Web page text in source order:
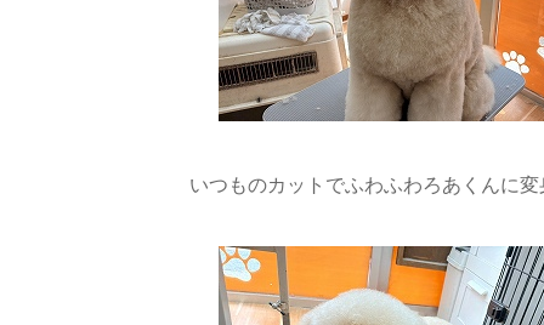
いつものカットでふわふわろあくんに